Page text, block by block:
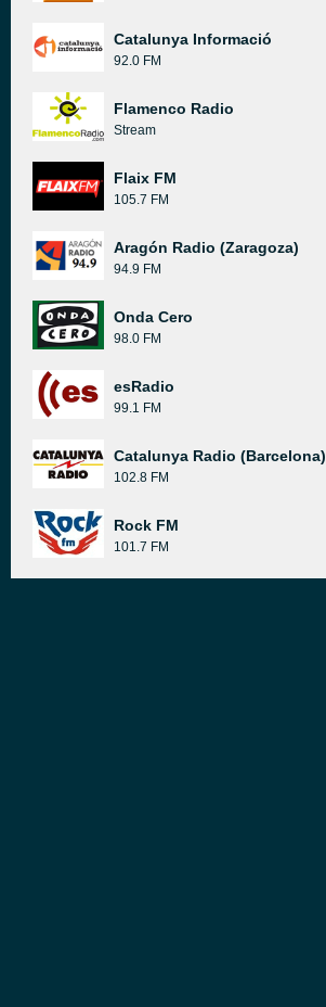
Catalunya Informació
92.0 FM
Flamenco Radio
Stream
Flaix FM
105.7 FM
Aragón Radio (Zaragoza)
94.9 FM
Onda Cero
98.0 FM
esRadio
99.1 FM
Catalunya Radio (Barcelona)
102.8 FM
Rock FM
101.7 FM